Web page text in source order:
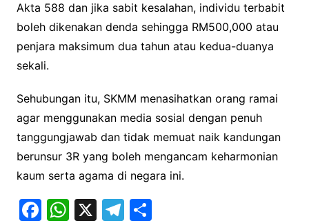
Akta 588 dan jika sabit kesalahan, individu terbabit
boleh dikenakan denda sehingga RM500,000 atau
penjara maksimum dua tahun atau kedua-duanya
sekali.
Sehubungan itu, SKMM menasihatkan orang ramai
agar menggunakan media sosial dengan penuh
tanggungjawab dan tidak memuat naik kandungan
berunsur 3R yang boleh mengancam keharmonian
kaum serta agama di negara ini.
F W X T S